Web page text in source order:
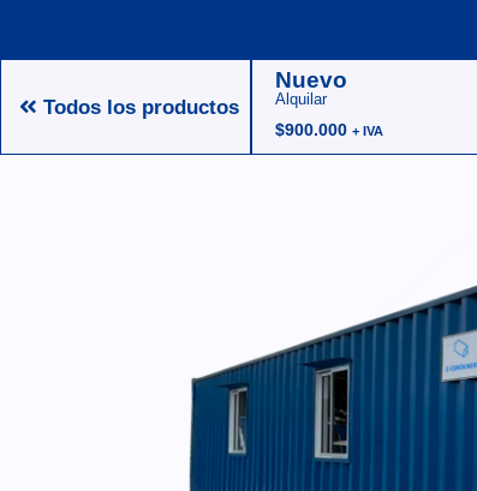
Todos los productos
Nuevo
Alquilar
$900.000 + IVA